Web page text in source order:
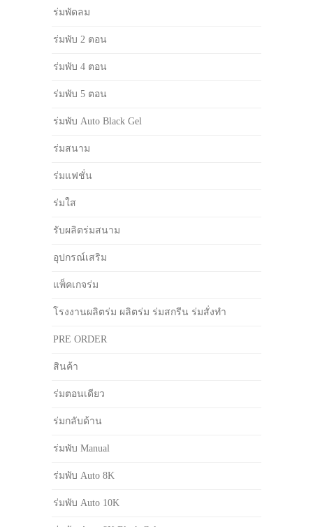
ร่มพัดลม
ร่มพับ 2 ตอน
ร่มพับ 4 ตอน
ร่มพับ 5 ตอน
ร่มพับ Auto Black Gel
ร่มสนาม
ร่มแฟชั่น
ร่มใส
รับผลิตร่มสนาม
อุปกรณ์เสริม
แพ็คเกจร่ม
โรงงานผลิตร่ม ผลิตร่ม ร่มสกรีน ร่มสั่งทำ
PRE ORDER
สินค้า
ร่มตอนเดียว
ร่มกลับด้าน
ร่มพับ Manual
ร่มพับ Auto 8K
ร่มพับ Auto 10K